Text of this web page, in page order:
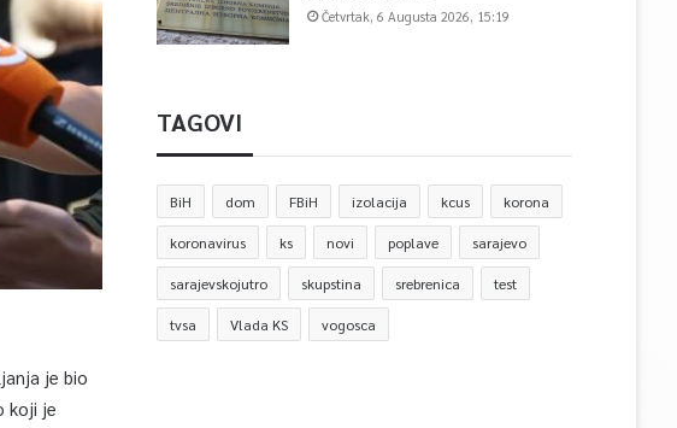
je bio
koji je
Četvrtak, 6 Augusta 2026, 15:19
TAGOVI
BiH dom FBiH izolacija kcus korona
koronavirus ks novi poplave sarajevo
sarajevskojutro skupstina srebrenica test
tvsa Vlada KS vogosca